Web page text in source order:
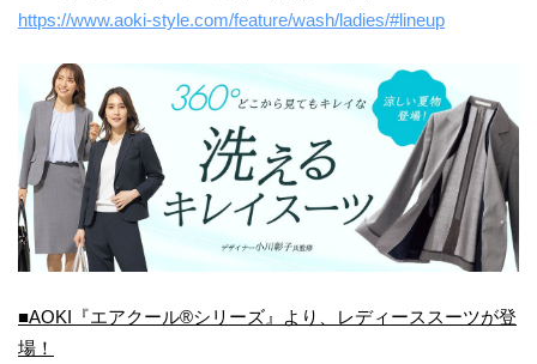
https://www.aoki-style.com/feature/wash/ladies/#lineup
■AOKI『エアクール®シリーズ』より、レディーススーツが登
場！